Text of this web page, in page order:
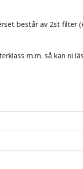
består av 2st
m.m. så kan ni